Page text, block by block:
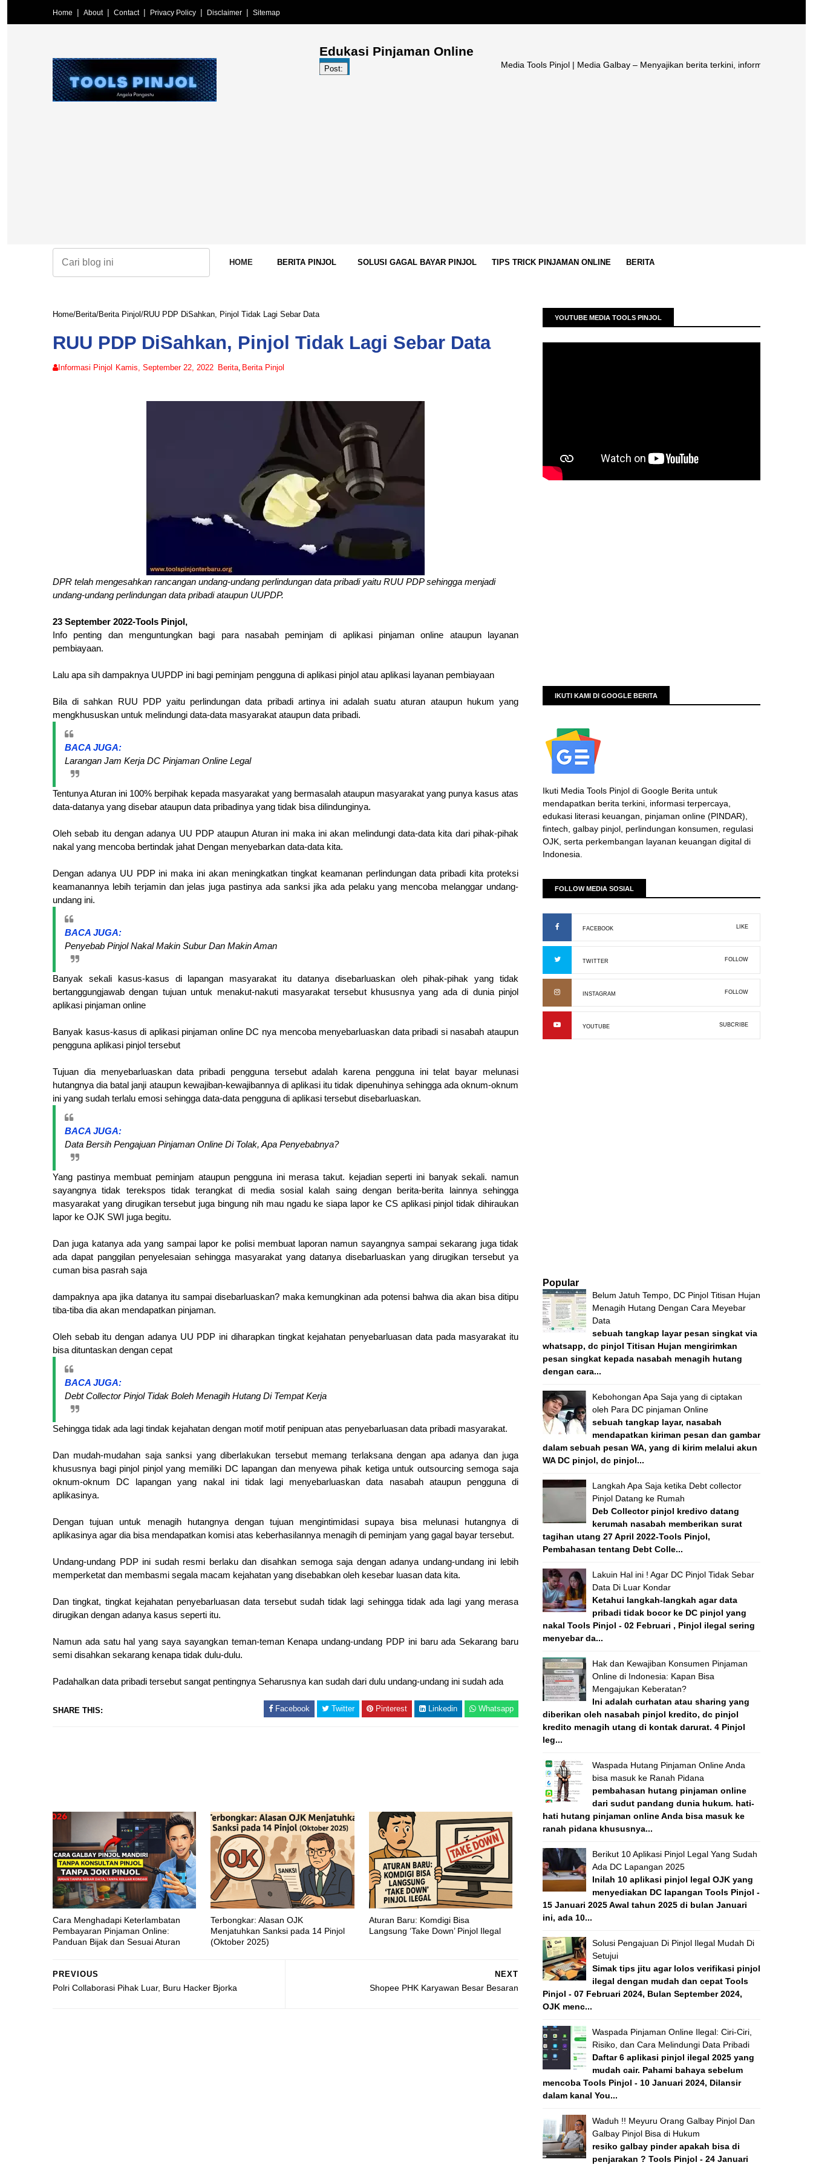
Home About Contact Privacy Policy Disclaimer Sitemap
Edukasi Pinjaman Online
Post: Media Tools Pinjol | Media Galbay – Menyajikan berita terkini, informasi terpercaya,
HOME BERITA PINJOL SOLUSI GAGAL BAYAR PINJOL TIPS TRICK PINJAMAN ONLINE BERITA
Home/Berita/Berita Pinjol /RUU PDP DiSahkan, Pinjol Tidak Lagi Sebar Data
RUU PDP DiSahkan, Pinjol Tidak Lagi Sebar Data
Informasi Pinjol Kamis, September 22, 2022 Berita, Berita Pinjol
DPR telah mengesahkan rancangan undang-undang perlindungan data pribadi yaitu RUU PDP sehingga menjadi
undang-undang perlindungan data pribadi ataupun UUPDP.
23 September 2022-Tools Pinjol,
Info penting dan menguntungkan bagi para nasabah peminjam di aplikasi pinjaman online ataupun layanan
pembiayaan.
Lalu apa sih dampaknya UUPDP ini bagi peminjam pengguna di aplikasi pinjol atau aplikasi layanan pembiayaan
Bila di sahkan RUU PDP yaitu perlindungan data pribadi artinya ini adalah suatu aturan ataupun hukum yang
mengkhususkan untuk melindungi data-data masyarakat ataupun data pribadi.
BACA JUGA:
Larangan Jam Kerja DC Pinjaman Online Legal
Tentunya Aturan ini 100% berpihak kepada masyarakat yang bermasalah ataupun masyarakat yang punya kasus atas
data-datanya yang disebar ataupun data pribadinya yang tidak bisa dilindunginya.
Oleh sebab itu dengan adanya UU PDP ataupun Aturan ini maka ini akan melindungi data-data kita dari pihak-pihak
nakal yang mencoba bertindak jahat Dengan menyebarkan data-data kita.
Dengan adanya UU PDP ini maka ini akan meningkatkan tingkat keamanan perlindungan data pribadi kita proteksi
keamanannya lebih terjamin dan jelas juga pastinya ada sanksi jika ada pelaku yang mencoba melanggar undang-
undang ini.
BACA JUGA:
Penyebab Pinjol Nakal Makin Subur Dan Makin Aman
Banyak sekali kasus-kasus di lapangan masyarakat itu datanya disebarluaskan oleh pihak-pihak yang tidak
bertanggungjawab dengan tujuan untuk menakut-nakuti masyarakat tersebut khususnya yang ada di dunia pinjol
aplikasi pinjaman online
Banyak kasus-kasus di aplikasi pinjaman online DC nya mencoba menyebarluaskan data pribadi si nasabah ataupun
pengguna aplikasi pinjol tersebut
Tujuan dia menyebarluaskan data pribadi pengguna tersebut adalah karena pengguna ini telat bayar melunasi
hutangnya dia batal janji ataupun kewajiban-kewajibannya di aplikasi itu tidak dipenuhinya sehingga ada oknum-oknum
ini yang sudah terlalu emosi sehingga data-data pengguna di aplikasi tersebut disebarluaskan.
BACA JUGA:
Data Bersih Pengajuan Pinjaman Online Di Tolak, Apa Penyebabnya?
Yang pastinya membuat peminjam ataupun pengguna ini merasa takut. kejadian seperti ini banyak sekali. namun
sayangnya tidak terekspos tidak terangkat di media sosial kalah saing dengan berita-berita lainnya sehingga
masyarakat yang dirugikan tersebut juga bingung nih mau ngadu ke siapa lapor ke CS aplikasi pinjol tidak dihiraukan
lapor ke OJK SWI juga begitu.
Dan juga katanya ada yang sampai lapor ke polisi membuat laporan namun sayangnya sampai sekarang juga tidak
ada dapat panggilan penyelesaian sehingga masyarakat yang datanya disebarluaskan yang dirugikan tersebut ya
cuman bisa pasrah saja
dampaknya apa jika datanya itu sampai disebarluaskan? maka kemungkinan ada potensi bahwa dia akan bisa ditipu
tiba-tiba dia akan mendapatkan pinjaman.
Oleh sebab itu dengan adanya UU PDP ini diharapkan tingkat kejahatan penyebarluasan data pada masyarakat itu
bisa dituntaskan dengan cepat
BACA JUGA:
Debt Collector Pinjol Tidak Boleh Menagih Hutang Di Tempat Kerja
Sehingga tidak ada lagi tindak kejahatan dengan motif motif penipuan atas penyebarluasan data pribadi masyarakat.
Dan mudah-mudahan saja sanksi yang diberlakukan tersebut memang terlaksana dengan apa adanya dan juga
khususnya bagi pinjol pinjol yang memiliki DC lapangan dan menyewa pihak ketiga untuk outsourcing semoga saja
oknum-oknum DC lapangan yang nakal ini tidak lagi menyebarluaskan data nasabah ataupun pengguna di
aplikasinya.
Dengan tujuan untuk menagih hutangnya dengan tujuan mengintimidasi supaya bisa melunasi hutangnya di
aplikasinya agar dia bisa mendapatkan komisi atas keberhasilannya menagih di peminjam yang gagal bayar tersebut.
Undang-undang PDP ini sudah resmi berlaku dan disahkan semoga saja dengan adanya undang-undang ini lebih
memperketat dan membasmi segala macam kejahatan yang disebabkan oleh kesebar luasan data kita.
Dan tingkat, tingkat kejahatan penyebarluasan data tersebut sudah tidak lagi sehingga tidak ada lagi yang merasa
dirugikan dengan adanya kasus seperti itu.
Namun ada satu hal yang saya sayangkan teman-teman Kenapa undang-undang PDP ini baru ada Sekarang baru
semi disahkan sekarang kenapa tidak dulu-dulu.
Padahalkan data pribadi tersebut sangat pentingnya Seharusnya kan sudah dari dulu undang-undang ini sudah ada
SHARE THIS: Facebook Twitter Pinterest Linkedin Whatsapp
Cara Menghadapi Keterlambatan
Pembayaran Pinjaman Online:
Panduan Bijak dan Sesuai Aturan
Terbongkar: Alasan OJK
Menjatuhkan Sanksi pada 14 Pinjol
(Oktober 2025)
Aturan Baru: Komdigi Bisa
Langsung ‘Take Down’ Pinjol Ilegal
NEXT
Shopee PHK Karyawan Besar Besaran
PREVIOUS
Polri Collaborasi Pihak Luar, Buru Hacker Bjorka
YOUTUBE MEDIA TOOLS PINJOL
IKUTI KAMI DI GOOGLE BERITA
Ikuti Media Tools Pinjol di Google Berita untuk
mendapatkan berita terkini, informasi terpercaya,
edukasi literasi keuangan, pinjaman online (PINDAR),
fintech, galbay pinjol, perlindungan konsumen, regulasi
OJK, serta perkembangan layanan keuangan digital di
Indonesia.
FOLLOW MEDIA SOSIAL
FACEBOOK LIKE
TWITTER FOLLOW
INSTAGRAM FOLLOW
YOUTUBE SUBCRIBE
Popular
Belum Jatuh Tempo, DC Pinjol Titisan Hujan
Menagih Hutang Dengan Cara Meyebar
Data
sebuah tangkap layar pesan singkat via
whatsapp, dc pinjol Titisan Hujan mengirimkan
pesan singkat kepada nasabah menagih hutang
dengan cara...
Kebohongan Apa Saja yang di ciptakan
oleh Para DC pinjaman Online
sebuah tangkap layar, nasabah
mendapatkan kiriman pesan dan gambar
dalam sebuah pesan WA, yang di kirim melalui akun
WA DC pinjol, dc pinjol...
Langkah Apa Saja ketika Debt collector
Pinjol Datang ke Rumah
Deb Collector pinjol kredivo datang
kerumah nasabah memberikan surat
tagihan utang 27 April 2022-Tools Pinjol,
Pembahasan tentang Debt Colle...
Lakuin Hal ini ! Agar DC Pinjol Tidak Sebar
Data Di Luar Kondar
Ketahui langkah-langkah agar data
pribadi tidak bocor ke DC pinjol yang
nakal Tools Pinjol - 02 Februari , Pinjol ilegal sering
menyebar da...
Hak dan Kewajiban Konsumen Pinjaman
Online di Indonesia: Kapan Bisa
Mengajukan Keberatan?
Ini adalah curhatan atau sharing yang
diberikan oleh nasabah pinjol kredito, dc pinjol
kredito menagih utang di kontak darurat. 4 Pinjol
leg...
Waspada Hutang Pinjaman Online Anda
bisa masuk ke Ranah Pidana
pembahasan hutang pinjaman online
dari sudut pandang dunia hukum. hati-
hati hutang pinjaman online Anda bisa masuk ke
ranah pidana khususnya...
Berikut 10 Aplikasi Pinjol Legal Yang Sudah
Ada DC Lapangan 2025
Inilah 10 aplikasi pinjol legal OJK yang
menyediakan DC lapangan Tools Pinjol -
15 Januari 2025 Awal tahun 2025 di bulan Januari
ini, ada 10...
Solusi Pengajuan Di Pinjol Ilegal Mudah Di
Setujui
Simak tips jitu agar lolos verifikasi pinjol
ilegal dengan mudah dan cepat Tools
Pinjol - 07 Februari 2024, Bulan September 2024,
OJK menc...
Waspada Pinjaman Online Ilegal: Ciri-Ciri,
Risiko, dan Cara Melindungi Data Pribadi
Daftar 6 aplikasi pinjol ilegal 2025 yang
mudah cair. Pahami bahaya sebelum
mencoba Tools Pinjol - 10 Januari 2024, Dilansir
dalam kanal You...
Waduh !! Meyuru Orang Galbay Pinjol Dan
Galbay Pinjol Bisa di Hukum
resiko galbay pinder apakah bisa di
penjarakan ? Tools Pinjol - 24 Januari